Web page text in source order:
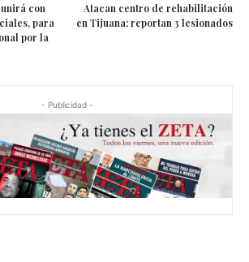
con
para
por la
Atacan centro de rehabilitación
en Tijuana; reportan 3 lesionados
- Publicidad -